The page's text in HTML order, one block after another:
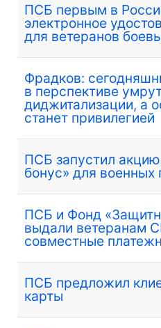
ПСБ первым в
электронное
для ветеранов
Фрадков:
в перспективе
диджитализации, а
станет привилегией
ПСБ запустил
бонус» для военных
ПСБ и Фонд
выдали ветеранам
совместные
ПСБ предложил
карты